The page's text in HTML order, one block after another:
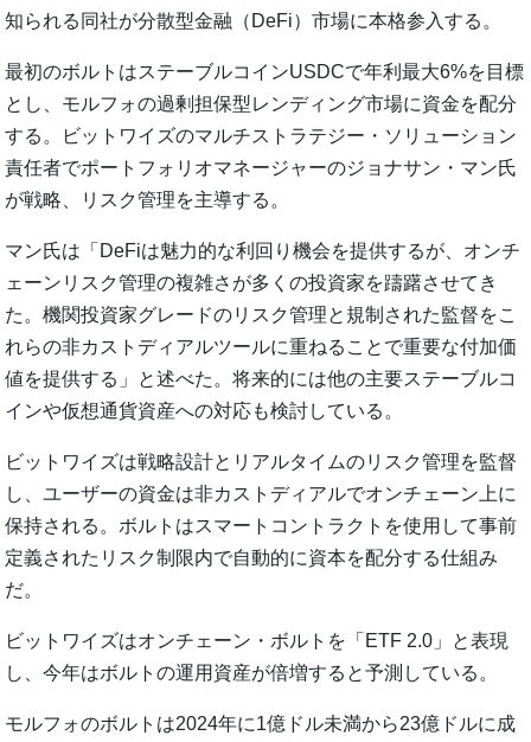
知られる同社が分散型金融（DeFi）市場に本格参入する。
最初のボルトはステーブルコインUSDCで年利最大6%を目標
とし、モルフォの過剰担保型レンディング市場に資金を配分
する。ビットワイズのマルチストラテジー・ソリューション
責任者でポートフォリオマネージャーのジョナサン・マン氏
が戦略、リスク管理を主導する。
マン氏は「DeFiは魅力的な利回り機会を提供するが、オンチ
ェーンリスク管理の複雑さが多くの投資家を躊躇させてき
た。機関投資家グレードのリスク管理と規制された監督をこ
れらの非カストディアルツールに重ねることで重要な付加価
値を提供する」と述べた。将来的には他の主要ステーブルコ
インや仮想通貨資産への対応も検討している。
ビットワイズは戦略設計とリアルタイムのリスク管理を監督
し、ユーザーの資金は非カストディアルでオンチェーン上に
保持される。ボルトはスマートコントラクトを使用して事前
定義されたリスク制限内で自動的に資本を配分する仕組み
だ。
ビットワイズはオンチェーン・ボルトを「ETF 2.0」と表現
し、今年はボルトの運用資産が倍増すると予測している。
モルフォのボルトは2024年に1億ドル未満から23億ドルに成